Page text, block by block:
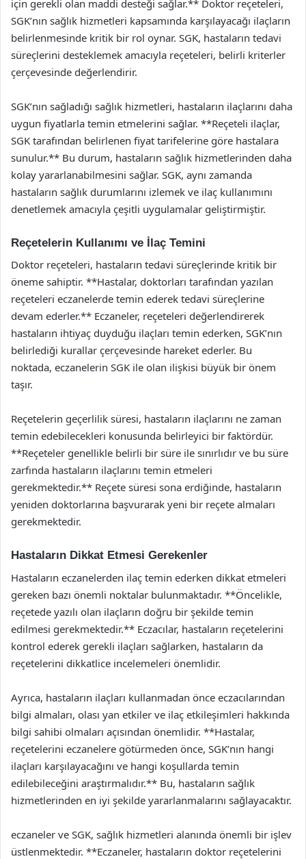
için gerekli olan maddi desteği sağlar.** Doktor reçeteleri,
SGK’nın sağlık hizmetleri kapsamında karşılayacağı ilaçların
belirlenmesinde kritik bir rol oynar. SGK, hastaların tedavi
süreçlerini desteklemek amacıyla reçeteleri, belirli kriterler
çerçevesinde değerlendirir.
SGK’nın sağladığı sağlık hizmetleri, hastaların ilaçlarını daha
uygun fiyatlarla temin etmelerini sağlar. **Reçeteli ilaçlar,
SGK tarafından belirlenen fiyat tarifelerine göre hastalara
sunulur.** Bu durum, hastaların sağlık hizmetlerinden daha
kolay yararlanabilmesini sağlar. SGK, aynı zamanda
hastaların sağlık durumlarını izlemek ve ilaç kullanımını
denetlemek amacıyla çeşitli uygulamalar geliştirmiştir.
Reçetelerin Kullanımı ve İlaç Temini
Doktor reçeteleri, hastaların tedavi süreçlerinde kritik bir
öneme sahiptir. **Hastalar, doktorları tarafından yazılan
reçeteleri eczanelerde temin ederek tedavi süreçlerine
devam ederler.** Eczaneler, reçeteleri değerlendirerek
hastaların ihtiyaç duyduğu ilaçları temin ederken, SGK’nın
belirlediği kurallar çerçevesinde hareket ederler. Bu
noktada, eczanelerin SGK ile olan ilişkisi büyük bir önem
taşır.
Reçetelerin geçerlilik süresi, hastaların ilaçlarını ne zaman
temin edebilecekleri konusunda belirleyici bir faktördür.
**Reçeteler genellikle belirli bir süre ile sınırlıdır ve bu süre
zarfında hastaların ilaçlarını temin etmeleri
gerekmektedir.** Reçete süresi sona erdiğinde, hastaların
yeniden doktorlarına başvurarak yeni bir reçete almaları
gerekmektedir.
Hastaların Dikkat Etmesi Gerekenler
Hastaların eczanelerden ilaç temin ederken dikkat etmeleri
gereken bazı önemli noktalar bulunmaktadır. **Öncelikle,
reçetede yazılı olan ilaçların doğru bir şekilde temin
edilmesi gerekmektedir.** Eczacılar, hastaların reçetelerini
kontrol ederek gerekli ilaçları sağlarken, hastaların da
reçetelerini dikkatlice incelemeleri önemlidir.
Ayrıca, hastaların ilaçları kullanmadan önce eczacılarından
bilgi almaları, olası yan etkiler ve ilaç etkileşimleri hakkında
bilgi sahibi olmaları açısından önemlidir. **Hastalar,
reçetelerini eczanelere götürmeden önce, SGK’nın hangi
ilaçları karşılayacağını ve hangi koşullarda temin
edilebileceğini araştırmalıdır.** Bu, hastaların sağlık
hizmetlerinden en iyi şekilde yararlanmalarını sağlayacaktır.
eczaneler ve SGK, sağlık hizmetleri alanında önemli bir işlev
üstlenmektedir. **Eczaneler, hastaların doktor reçetelerini